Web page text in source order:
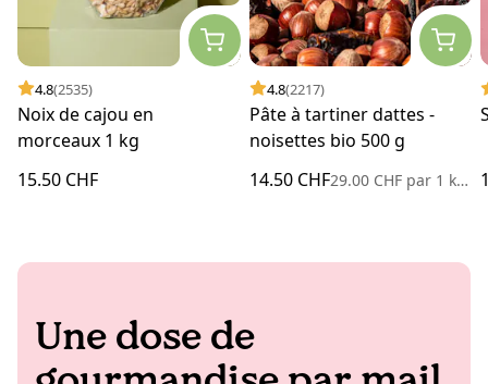
4.8(2535)
Noix de cajou en
morceaux 1 kg
15.50 CHF
4.8(2217)
Pâte à tartiner dattes -
noisettes bio 500 g
14.50 CHF29.00 CHF par1 kilogramme
Une dose de